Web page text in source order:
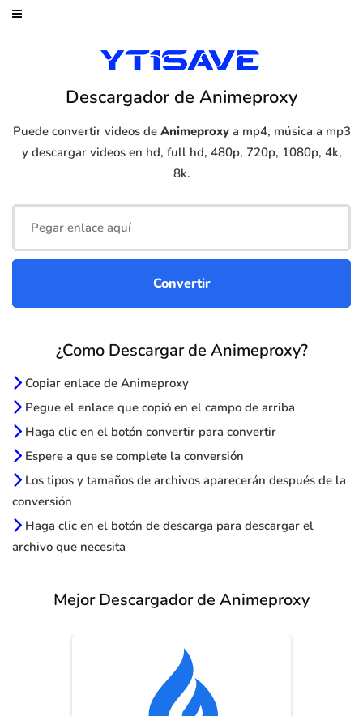
Descargador de Animeproxy
Puede convertir videos de Animeproxya mp4, música a mp3
y descargar videos en hd, full hd, 480p, 720p, 1080p, 4k,
8k.
¿Como Descargar de Animeproxy?
Copiar enlace de Animeproxy
Pegue el enlace que copió en el campo de arriba
Haga clic en el botón convertir para convertir
Espere a que se complete la conversión
Los tipos y tamaños de archivos aparecerán después de la
conversión
Haga clic en el botón de descarga para descargar el
archivo que necesita
Mejor Descargador de Animeproxy